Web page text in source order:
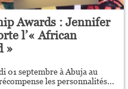
Awards : Jennifer
l’« African
»
01 septembre à Abuja au
les personnalités...